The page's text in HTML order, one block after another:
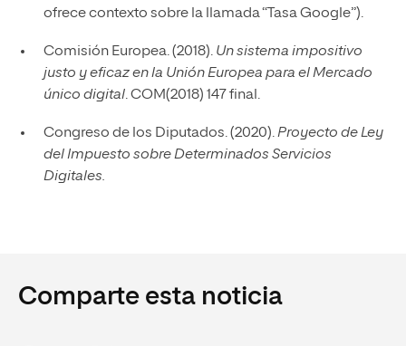
ofrece contexto sobre la llamada “Tasa Google”).
Comisión Europea. (2018). Un sistema impositivo
justo y eficaz en la Unión Europea para el Mercado
único digital. COM(2018) 147 final.
Congreso de los Diputados. (2020).Proyecto de Ley
del Impuesto sobre Determinados Servicios
Digitales.
Comparte esta noticia